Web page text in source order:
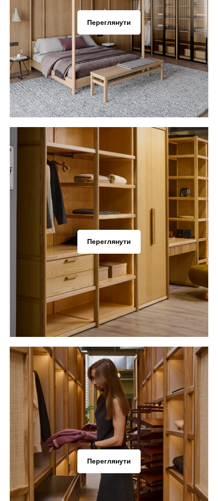
Переглянути
Переглянути
Переглянути